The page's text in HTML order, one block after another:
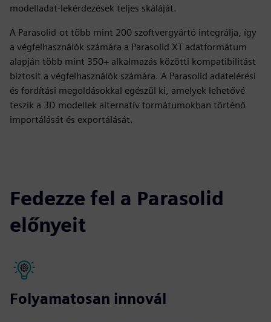
modelladat-lekérdezések teljes skáláját.
A Parasolid-ot több mint 200 szoftvergyártó integrálja, így
a végfelhasználók számára a Parasolid XT adatformátum
alapján több mint 350+ alkalmazás közötti kompatibilitást
biztosít a végfelhasználók számára. A Parasolid adatelérési
és fordítási megoldásokkal egészül ki, amelyek lehetővé
teszik a 3D modellek alternatív formátumokban történő
importálását és exportálását.
Fedezze fel a Parasolid
előnyeit
Folyamatosan innovál